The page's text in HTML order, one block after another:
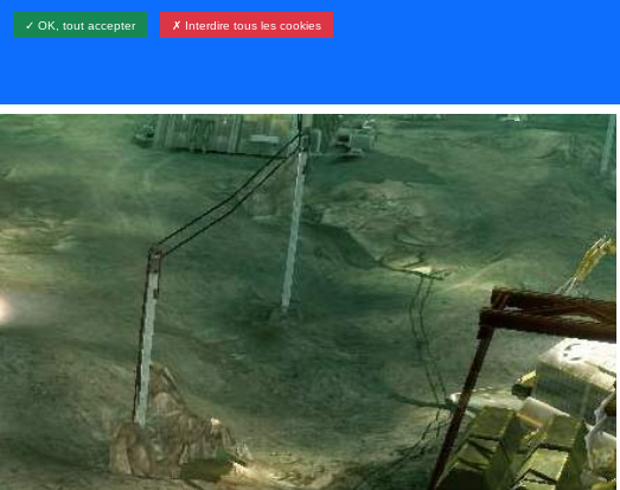
✓ OK, tout accepter ✗ Interdire tous les cookies